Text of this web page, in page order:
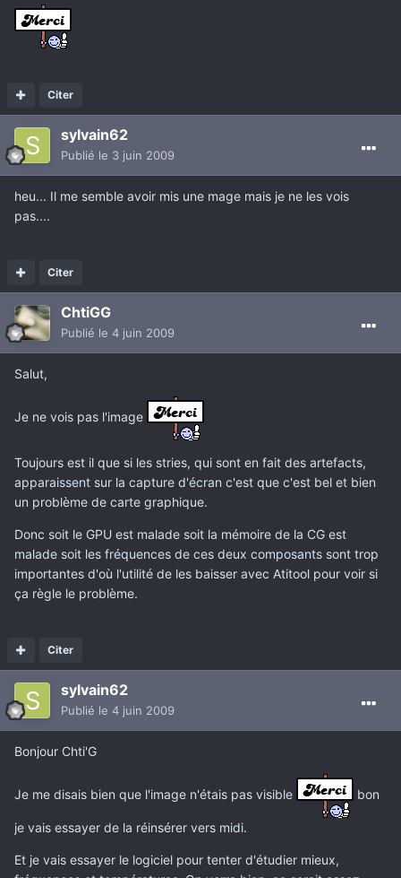
Citer
sylvain62
Publié le 3 juin 2009
heu... Il me semble avoir mis une mage mais je ne les vois
pas....
Citer
ChtiGG
Publié le 4 juin 2009
Salut,
Je ne vois pas l'image
Toujours est il que si les stries, qui sont en fait des artefacts,
apparaissent sur la capture d'écran c'est que c'est bel et bien
un problème de carte graphique.
Donc soit le GPU est malade soit la mémoire de la CG est
malade soit les fréquences de ces deux composants sont trop
importantes d'où l'utilité de les baisser avec Atitool pour voir si
ça règle le problème.
Citer
sylvain62
Publié le 4 juin 2009
Bonjour Chti'G
Je me disais bien que l'image n'étais pas visible bon
je vais essayer de la réinsérer vers midi.
Et je vais essayer le logiciel pour tenter d'étudier mieux,